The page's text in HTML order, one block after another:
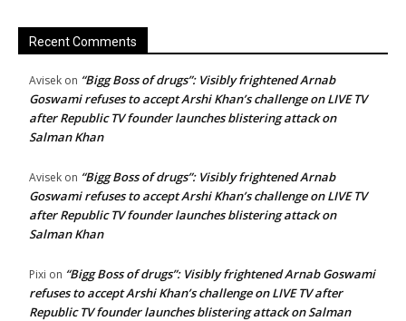
Recent Comments
Avisek on “Bigg Boss of drugs”: Visibly frightened Arnab
Goswami refuses to accept Arshi Khan’s challenge on LIVE TV
after Republic TV founder launches blistering attack on
Salman Khan
Avisek on “Bigg Boss of drugs”: Visibly frightened Arnab
Goswami refuses to accept Arshi Khan’s challenge on LIVE TV
after Republic TV founder launches blistering attack on
Salman Khan
Pixi on “Bigg Boss of drugs”: Visibly frightened Arnab Goswami
refuses to accept Arshi Khan’s challenge on LIVE TV after
Republic TV founder launches blistering attack on Salman